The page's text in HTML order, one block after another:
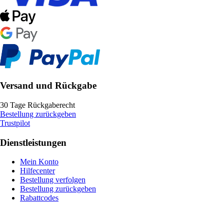
Versand und Rückgabe
30 Tage Rückgaberecht
Bestellung zurückgeben
Trustpilot
Dienstleistungen
Mein Konto
Hilfecenter
Bestellung verfolgen
Bestellung zurückgeben
Rabattcodes